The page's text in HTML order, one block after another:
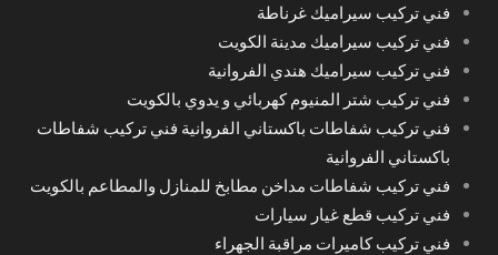
فني تركيب سيراميك غرناطة
فني تركيب سيراميك مدينة الكويت
فني تركيب سيراميك هندي الفروانية
فني تركيب شتر المنيوم كهربائي و يدوي بالكويت
فني تركيب شفاطات باكستاني الفروانية فني تركيب شفاطات
باكستاني الفروانية
فني تركيب شفاطات مداخن مطابخ للمنازل والمطاعم بالكويت
فني تركيب قطع غيار سيارات
فني تركيب كاميرات مراقبة الجهراء